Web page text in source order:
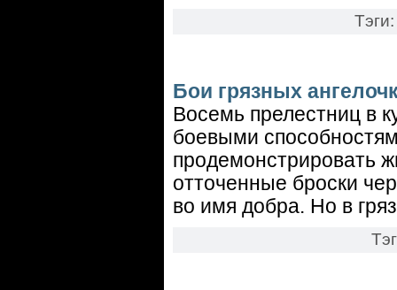
Бои грязных
Восемь прелестниц в
боевыми
продемонстрировать
отточенные броски
во имя добра. Но в